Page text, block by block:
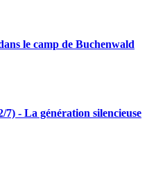
le camp de Buchenwald
7) - La génération silencieuse